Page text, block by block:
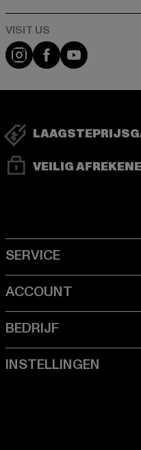
Visit our Instagram
Visit ourVisit our
VEILIG